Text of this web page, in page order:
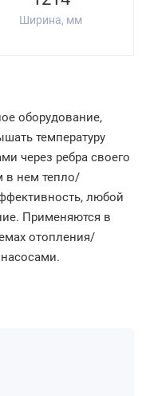
Ширина, мм
оборудование,
температуру
через ребра своего
в нем тепло/
любой
Применяются в
отопления/